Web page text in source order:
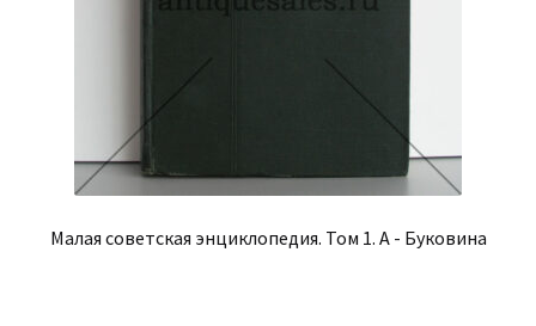
Малая советская энциклопедия. Том 1. А - Буковина